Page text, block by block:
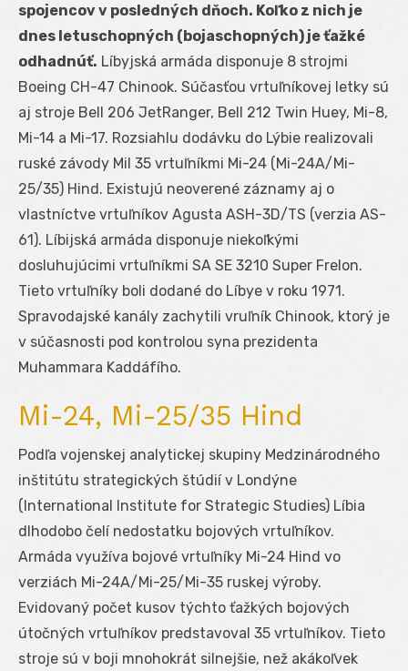
spojencov v posledných dňoch. Koľko z nich je
dnes letuschopných (bojaschopných) je ťažké
odhadnúť. Líbyjská armáda disponuje 8 strojmi
Boeing CH-47 Chinook. Súčasťou vrtuľníkovej letky sú
aj stroje Bell 206 JetRanger, Bell 212 Twin Huey, Mi-8,
Mi-14 a Mi-17. Rozsiahlu dodávku do Lýbie realizovali
ruské závody Mil 35 vrtuľníkmi Mi-24 (Mi-24A/Mi-
25/35) Hind. Existujú neoverené záznamy aj o
vlastníctve vrtuľníkov Agusta ASH-3D/TS (verzia AS-
61). Líbijská armáda disponuje niekoľkými
dosluhujúcimi vrtuľníkmi SA SE 3210 Super Frelon.
Tieto vrtuľníky boli dodané do Líbye v roku 1971.
Spravodajské kanály zachytili vruľník Chinook, ktorý je
v súčasnosti pod kontrolou syna prezidenta
Muhammara Kaddáfího.
Mi-24, Mi-25/35 Hind
Podľa vojenskej analytickej skupiny Medzinárodného
inštitútu strategických štúdií v Londýne
(International Institute for Strategic Studies) Líbia
dlhodobo čelí nedostatku bojových vrtuľníkov.
Armáda využíva bojové vrtuľníky Mi-24 Hind vo
verziách Mi-24A/Mi-25/Mi-35 ruskej výroby.
Evidovaný počet kusov týchto ťažkých bojových
útočných vrtuľníkov predstavoval 35 vrtuľníkov. Tieto
stroje sú v boji mnohokrát silnejšie, než akákoľvek